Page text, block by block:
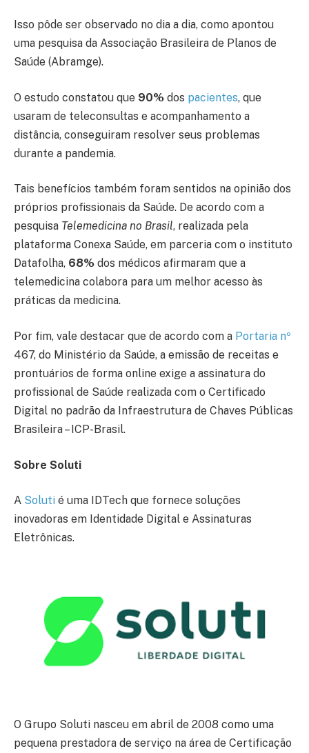
Isso pôde ser observado no dia a dia, como apontou
uma pesquisa da Associação Brasileira de Planos de
Saúde (Abramge).
O estudo constatou que 90% dos pacientes, que
usaram de teleconsultas e acompanhamento a
distância, conseguiram resolver seus problemas
durante a pandemia.
Tais benefícios também foram sentidos na opinião dos
próprios profissionais da Saúde. De acordo com a
pesquisa Telemedicina no Brasil, realizada pela
plataforma Conexa Saúde, em parceria com o instituto
Datafolha, 68% dos médicos afirmaram que a
telemedicina colabora para um melhor acesso às
práticas da medicina.
Por fim, vale destacar que de acordo com a Portaria nº
467, do Ministério da Saúde, a emissão de receitas e
prontuários de forma online exige a assinatura do
profissional de Saúde realizada com o Certificado
Digital no padrão da Infraestrutura de Chaves Públicas
Brasileira – ICP-Brasil.
Sobre Soluti
A Soluti é uma IDTech que fornece soluções
inovadoras em Identidade Digital e Assinaturas
Eletrônicas.
O Grupo Soluti nasceu em abril de 2008 como uma
pequena prestadora de serviço na área de Certificação